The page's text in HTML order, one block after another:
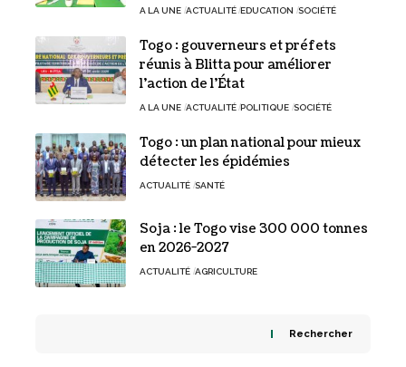
A LA UNE ACTUALITÉ EDUCATION SOCIÉTÉ
Togo : gouverneurs et préfets
réunis à Blitta pour améliorer
l’action de l’État
A LA UNE ACTUALITÉ POLITIQUE SOCIÉTÉ
Togo : un plan national pour mieux
détecter les épidémies
ACTUALITÉ SANTÉ
Soja : le Togo vise 300 000 tonnes
en 2026-2027
ACTUALITÉ AGRICULTURE
Rechercher